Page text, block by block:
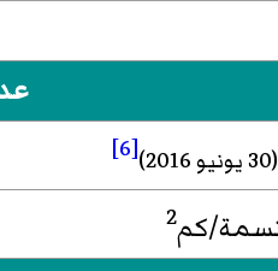
(30 يونيو 2016) [6]
2